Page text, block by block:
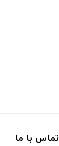
تماس با ما